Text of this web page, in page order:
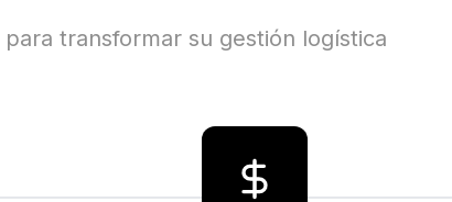
transformar su gestión logística